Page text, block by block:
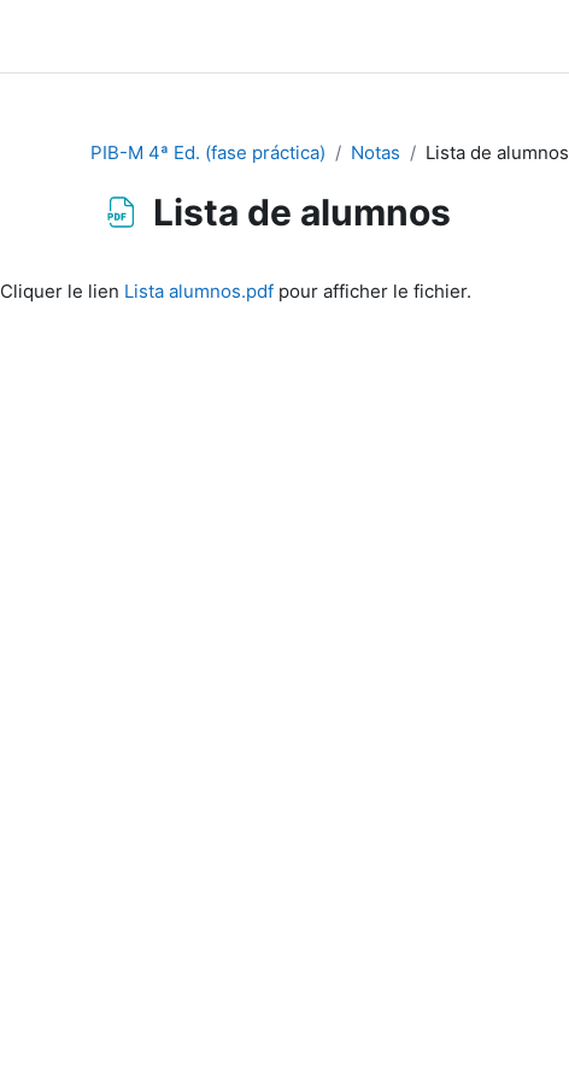
PIB-M 4ª Ed. (fase práctica) Notas Lista de alumnos
Lista de alumnos
Cliquer le lien Lista alumnos.pdf pour afficher le fichier.